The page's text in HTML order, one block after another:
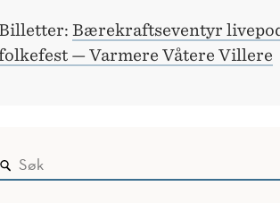
Bærekraftseventyr
— Varmere Våtere Villere